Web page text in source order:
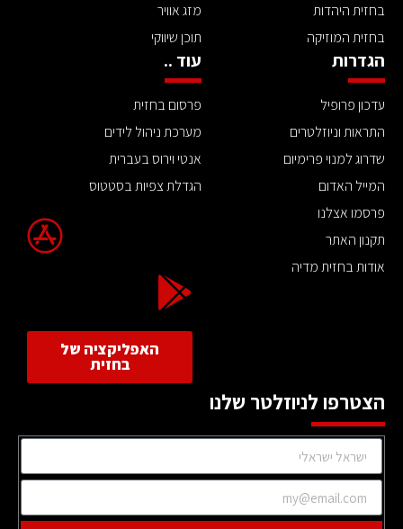
בחזית היהדות
בחזית המוזיקה
מזג אוויר
תוכן שיווקי
הגדרות
עדכון פרופיל
התראות וניוזלטרים
שדרוג למנוי פרימיום
המייל האדום
פרסמו אצלנו
תקנון האתר
אודות בחזית מדיה
עוד ..
פרסום בחזית
מערכת ניהול לידים
אנטי וירוס בעברית
הגדלת צפיות בסטטוס
האפליקציה של
בחזית
הצטרפו לניוזלטר שלנו